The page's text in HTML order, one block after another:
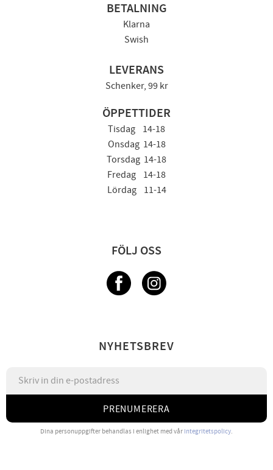
BETALNING
Klarna
Swish
LEVERANS
Schenker, 99 kr
ÖPPETTIDER
Tisdag 14-18
Onsdag 14-18
Torsdag 14-18
Fredag 14-18
Lördag 11-14
FÖLJ OSS
NYHETSBREV
PRENUMERERA
Dina personuppgifter behandlas i enlighet med vår integritetspolicy.